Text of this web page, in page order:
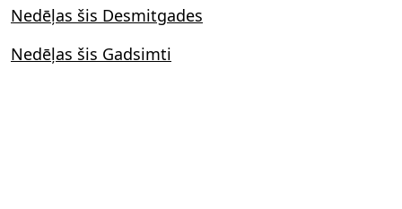
Nedēļas šis Desmitgades
Nedēļas šis Gadsimti